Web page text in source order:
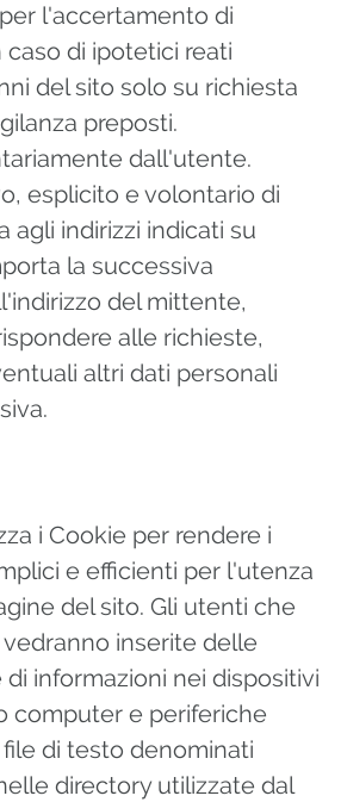
l'accertamento di
caso di ipotetici reati
del sito solo su richiesta
preposti.
dall'utente.
esplicito e volontario di
agli indirizzi indicati su
la successiva
del mittente,
alle richieste,
altri dati personali
i Cookie per rendere i
e efficienti per l'utenza
del sito. Gli utenti che
inserite delle
informazioni nei dispositivi
computer e periferiche
di testo denominati
directory utilizzate dal